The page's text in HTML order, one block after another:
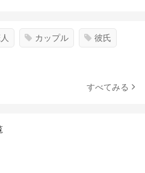
カップル 彼氏
すべてみる